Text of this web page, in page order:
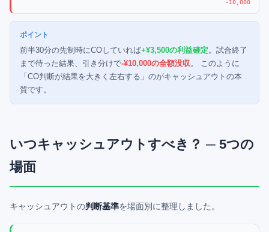
-10,000
ポイント
前半30分の先制時にCOしていれば+¥3,500の利益確定 。試合終了
まで待った結果、引き分けで-¥10,000の全額没収 。 このように
「CO判断が結果を大きく左右する」のがキャッシュアウトの本
質です。
いつキャッシュアウトすべき？ ─ 5つの
場面
キャッシュアウトの判断基準を場面別に整理しました。